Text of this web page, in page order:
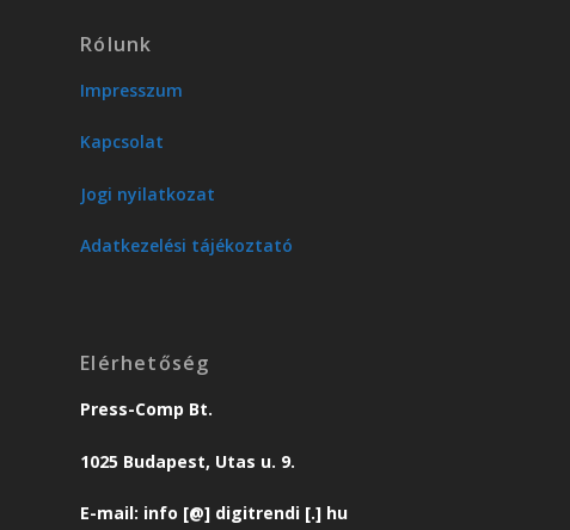
Rólunk
Impresszum
Kapcsolat
Jogi nyilatkozat
Adatkezelési tájékoztató
Elérhetőség
Press-Comp Bt.
1025 Budapest, Utas u. 9.
E-mail: info [@] digitrendi [.] hu